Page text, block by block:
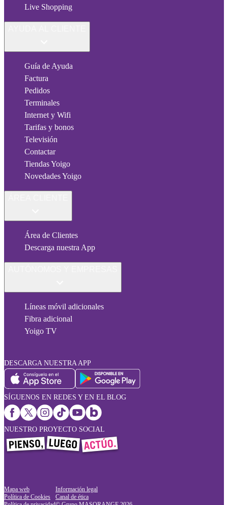
Live Shopping
Guía de Ayuda
Factura
Pedidos
Terminales
Internet y Wifi
Tarifas y bonos
Televisión
Contactar
Tiendas Yoigo
Novedades Yoigo
Área de Clientes
Descarga nuestra App
Líneas móvil adicionales
Fibra adicional
Yoigo TV
DESCARGA NUESTRA APP
SÍGUENOS EN REDES Y EN EL BLOG
NUESTRO PROYECTO SOCIAL
Mapa web
Política de Cookies
Información legal
Canal de ética